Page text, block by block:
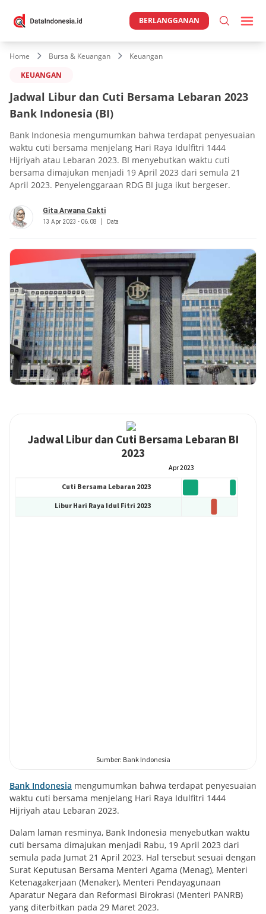
BERLANGGANAN
Home Bursa & Keuangan
Keuangan
KEUANGAN
Jadwal Libur dan Cuti Bersama Lebaran 2023
Bank Indonesia (BI)
Bank Indonesia mengumumkan bahwa terdapat penyesuaian
waktu cuti bersama menjelang Hari Raya Idulfitri 1444
Hijriyah atau Lebaran 2023. BI menyebutkan waktu cuti
bersama dimajukan menjadi 19 April 2023 dari semula 21
April 2023. Penyelenggaraan RDG BI juga ikut bergeser.
Gita Arwana Cakti
13 Apr 2023 - 06.08 Data
Bank Indonesia mengumumkan bahwa terdapat penyesuaian
waktu cuti bersama menjelang Hari Raya Idulfitri 1444
Hijriyah atau Lebaran 2023.
Dalam laman resminya, Bank Indonesia menyebutkan waktu
cuti bersama dimajukan menjadi Rabu, 19 April 2023 dari
semula pada Jumat 21 April 2023. Hal tersebut sesuai dengan
Surat Keputusan Bersama Menteri Agama (Menag), Menteri
Ketenagakerjaan (Menaker), Menteri Pendayagunaan
Aparatur Negara dan Reformasi Birokrasi (Menteri PANRB)
yang diterbitkan pada 29 Maret 2023.